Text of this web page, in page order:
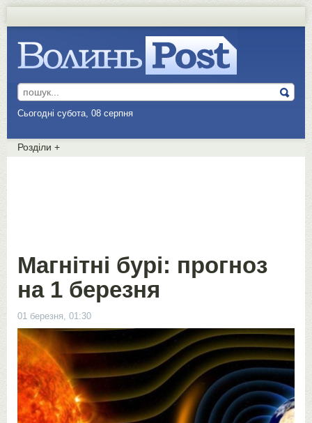
Сьогодні субота, 08 серпня
Розділи +
Магнітні бурі: прогноз
на 1 березня
01 березня, 01:30